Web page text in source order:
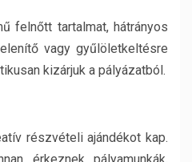
felnőtt tartalmat, hátrányos
vagy gyűlöletkeltésre
kizárjuk a pályázatból.
részvételi ajándékot kap.